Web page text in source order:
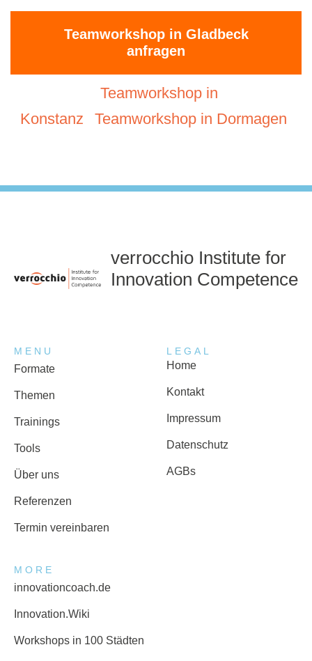
Teamworkshop in Gladbeck
anfragen
Teamworkshop in
Konstanz
Teamworkshop in Dormagen
verrocchio Institute for
Innovation Competence
MENU
Formate
Themen
Trainings
Tools
Über uns
Referenzen
Termin vereinbaren
LEGAL
Home
Kontakt
Impressum
Datenschutz
AGBs
MORE
innovationcoach.de
Innovation.Wiki
Workshops in 100 Städten